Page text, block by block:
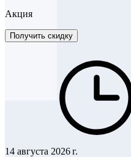
Акция
Получить скидку
14 августа 2026 г.